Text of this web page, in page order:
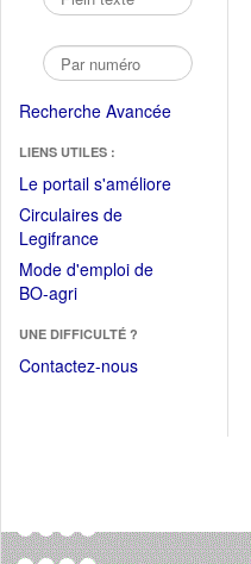
Recherche Avancée
LIENS UTILES :
Le portail s'améliore(Fichier
Circulaires de
Legifrance(Ouvrir
dans
une
fenêtre)
Mode d'emploi de
BO-agri(Ouvrir
une
nouvelle
UNE DIFFICULTÉ ?
Contactez-nous